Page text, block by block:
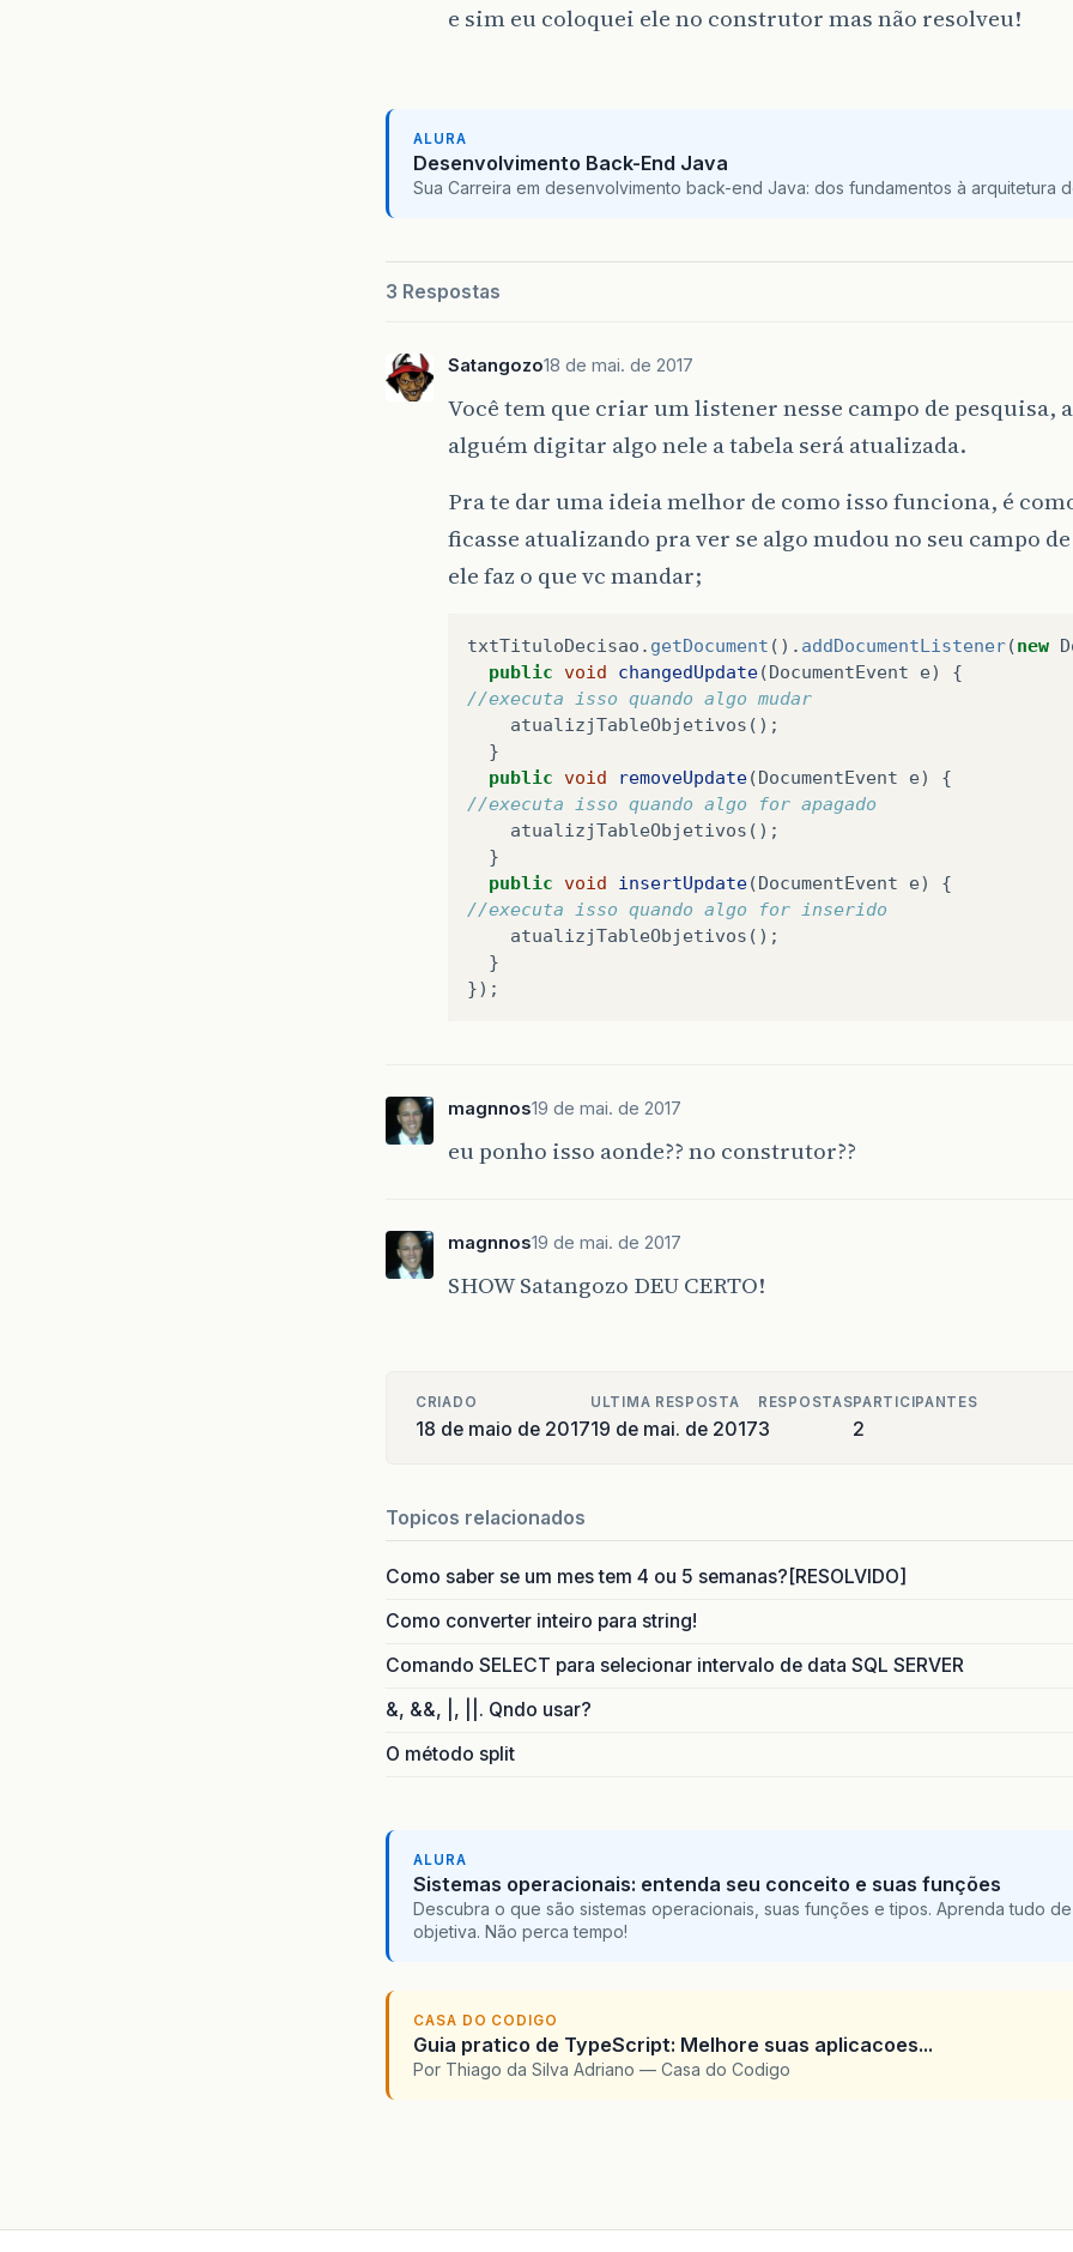
e sim eu coloquei ele no construtor mas não resolveu!
ALURA
Desenvolvimento Back-End Java
Sua Carreira em desenvolvimento back-end Java: dos fundamentos à arquitetura
3 Respostas
Satangozo18 de mai. de 2017
Você tem que criar um listener nesse campo de pesquisa,
alguém digitar algo nele a tabela será atualizada.
Pra te dar uma ideia melhor de como isso funciona, é
ficasse atualizando pra ver se algo mudou no seu campo
ele faz o que vc mandar;
txtTituloDecisao . getDocument (). addDocumentListener(new
public void changedUpdate(DocumentEvent e)
{
//executa isso quando algo mudar
atualizjTableObjetivos ();
}
public void removeUpdate(DocumentEvent e)
{
//executa isso quando algo for apagado
atualizjTableObjetivos ();
}
public void insertUpdate(DocumentEvent e)
{
//executa isso quando algo for inserido
atualizjTableObjetivos ();
}
});
magnnos19 de mai. de 2017
eu ponho isso aonde?? no construtor??
magnnos19 de mai. de 2017
SHOW Satangozo DEU CERTO!
CRIADO
18 de maio de 2017
ULTIMA RESPOSTA
19 de mai. de 2017
RESPOSTAS
3
PARTICIPANTES
2
Topicos relacionados
Como saber se um mes tem 4 ou 5 semanas?[RESOLVIDO]
Como converter inteiro para string!
Comando SELECT para selecionar intervalo de data SQL SERVER
&, &&, |, ||. Qndo usar?
O método split
ALURA
Sistemas operacionais: entenda seu conceito e suas funções
Descubra o que são sistemas operacionais, suas funções e tipos. Aprenda tudo
objetiva. Não perca tempo!
CASA DO CODIGO
Guia pratico de TypeScript: Melhore suas aplicacoes...
Por Thiago da Silva Adriano — Casa do Codigo